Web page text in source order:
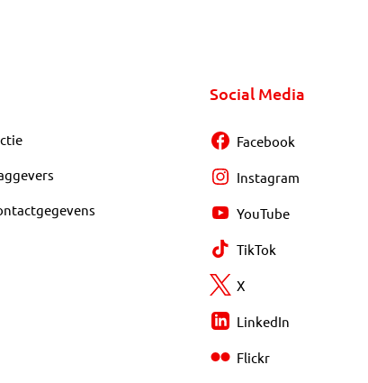
Social Media
Facebook
Instagram
YouTube
TikTok
X
LinkedIn
Flickr